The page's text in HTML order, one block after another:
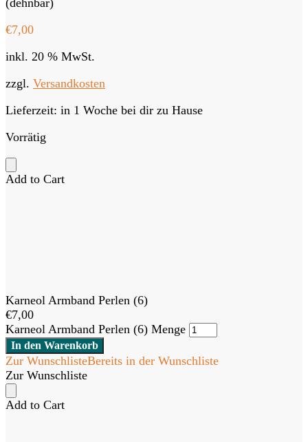
(dehnbar)
€7,00
inkl. 20 % MwSt.
zzgl. Versandkosten
Lieferzeit: in 1 Woche bei dir zu Hause
Vorrätig
Add to Cart
Karneol Armband Perlen (6)
€7,00
Karneol Armband Perlen (6) Menge
In den Warenkorb
Zur WunschlisteBereits in der Wunschliste
Zur Wunschliste
Add to Cart